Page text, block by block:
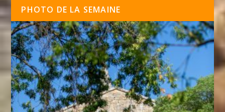
PHOTO DE LA SEMAINE